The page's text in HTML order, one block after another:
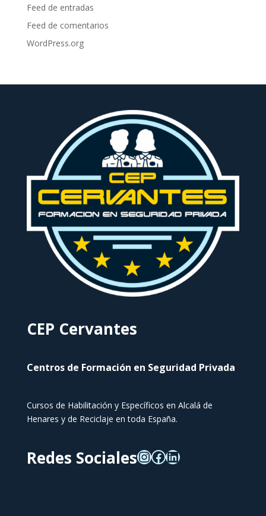
Feed de entradas
Feed de comentarios
WordPress.org
CEP Cervantes
Centros de Formación en Seguridad Privada
Cursos de Habilitación y Específicos en Alcalá de
Henares y de Reciclaje en toda España.
Redes Sociales